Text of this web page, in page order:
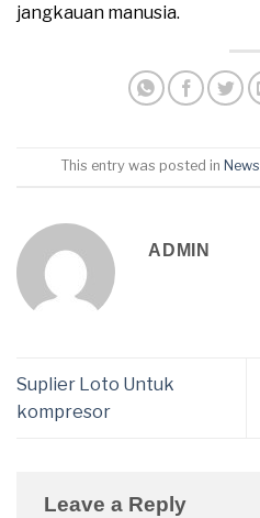
jangkauan manusia.
This entry was posted in News
ADMIN
Suplier Loto Untuk
kompresor
Leave a Reply